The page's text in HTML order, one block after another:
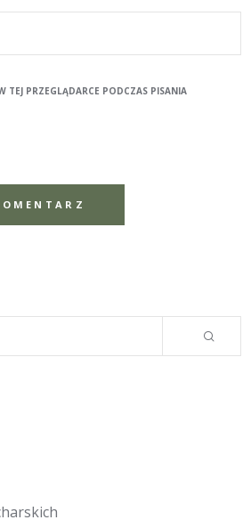
TEJ PRZEGLĄDARCE PODCZAS PISANIA